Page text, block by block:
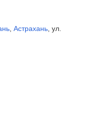
Астрахань ул.